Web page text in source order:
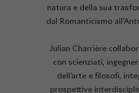
natura e della sua
dal Romanticismo
Julian Charrière
con scienziati,
dell’arte e filosofi,
prospettive